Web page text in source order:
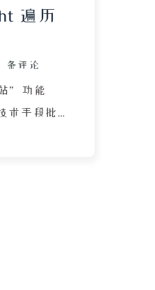
遍历
条评论
”功能
术手段批